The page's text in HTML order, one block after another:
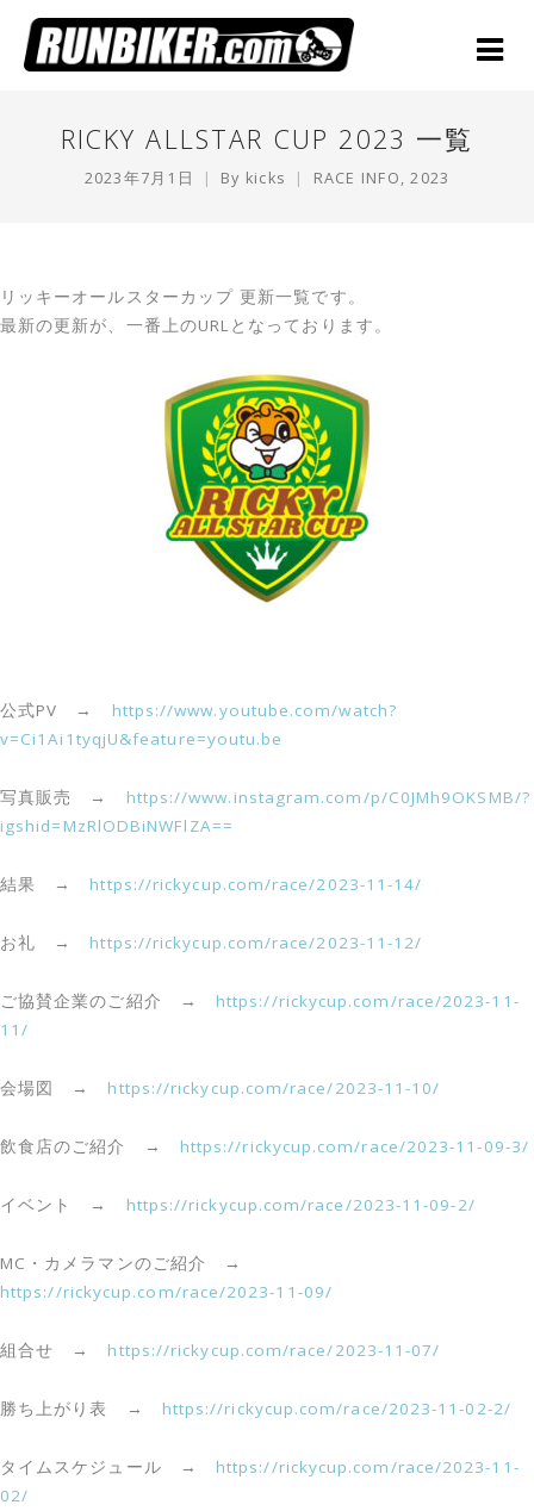
RICKY ALLSTAR CUP 2023 一覧
2023年7月1日 By kicks RACE INFO,2023
リッキーオールスターカップ 更新一覧です。
最新の更新が、一番上のURLとなっております。
公式PV → https://www.youtube.com/watch?
v=Ci1Ai1tyqjU&feature=youtu.be
写真販売 → https://www.instagram.com/p/C0JMh9OKSMB/?
igshid=MzRlODBiNWFlZA==
結果 → https://rickycup.com/race/2023-11-14/
お礼 → https://rickycup.com/race/2023-11-12/
ご協賛企業のご紹介 → https://rickycup.com/race/2023-11-
11/
会場図 → https://rickycup.com/race/2023-11-10/
飲食店のご紹介 → https://rickycup.com/race/2023-11-09-3/
イベント → https://rickycup.com/race/2023-11-09-2/
MC・カメラマンのご紹介 →
https://rickycup.com/race/2023-11-09/
組合せ → https://rickycup.com/race/2023-11-07/
勝ち上がり表 → https://rickycup.com/race/2023-11-02-2/
タイムスケジュール → https://rickycup.com/race/2023-11-
02/